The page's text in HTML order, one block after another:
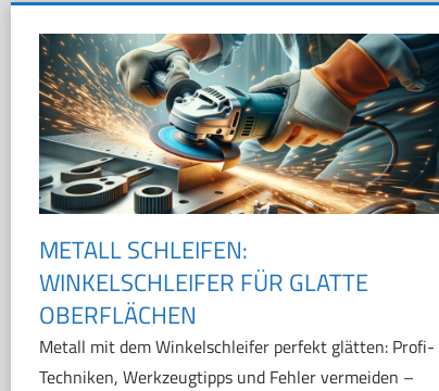
METALL SCHLEIFEN:
WINKELSCHLEIFER FÜR GLATTE
OBERFLÄCHEN
Metall mit dem Winkelschleifer perfekt glätten: Profi-
Techniken, Werkzeugtipps und Fehler vermeiden –